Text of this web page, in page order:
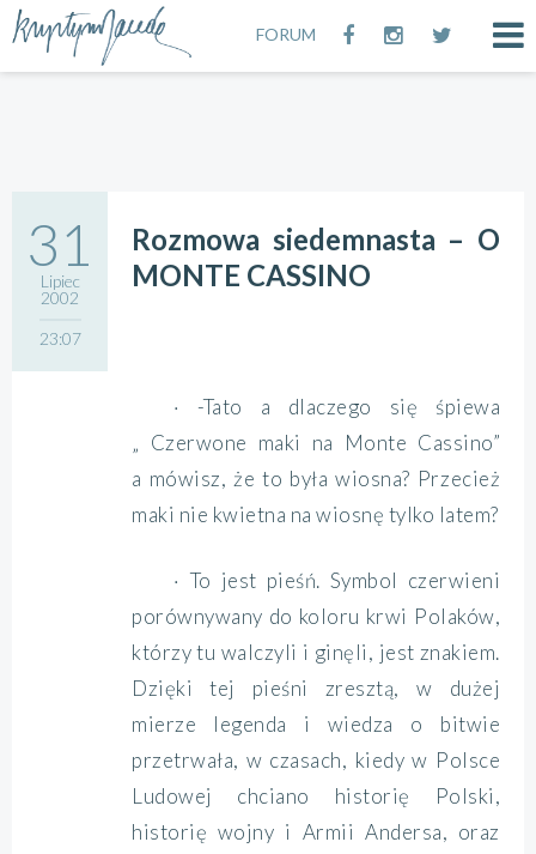
FORUM
31
Lipiec
2002
23:07
Rozmowa siedemnasta – O
MONTE CASSINO
· -Tato a dlaczego się śpiewa
„ Czerwone maki na Monte Cassino”
a mówisz, że to była wiosna? Przecież
maki nie kwietna na wiosnę tylko latem?
· To jest pieśń. Symbol czerwieni
porównywany do koloru krwi Polaków,
którzy tu walczyli i ginęli, jest znakiem.
Dzięki tej pieśni zresztą, w dużej
mierze legenda i wiedza o bitwie
przetrwała, w czasach, kiedy w Polsce
Ludowej chciano historię Polski,
historię wojny i Armii Andersa, oraz